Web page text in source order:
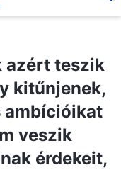
azért teszik
kitűnjenek,
ambícióikat
veszik
érdekeit,